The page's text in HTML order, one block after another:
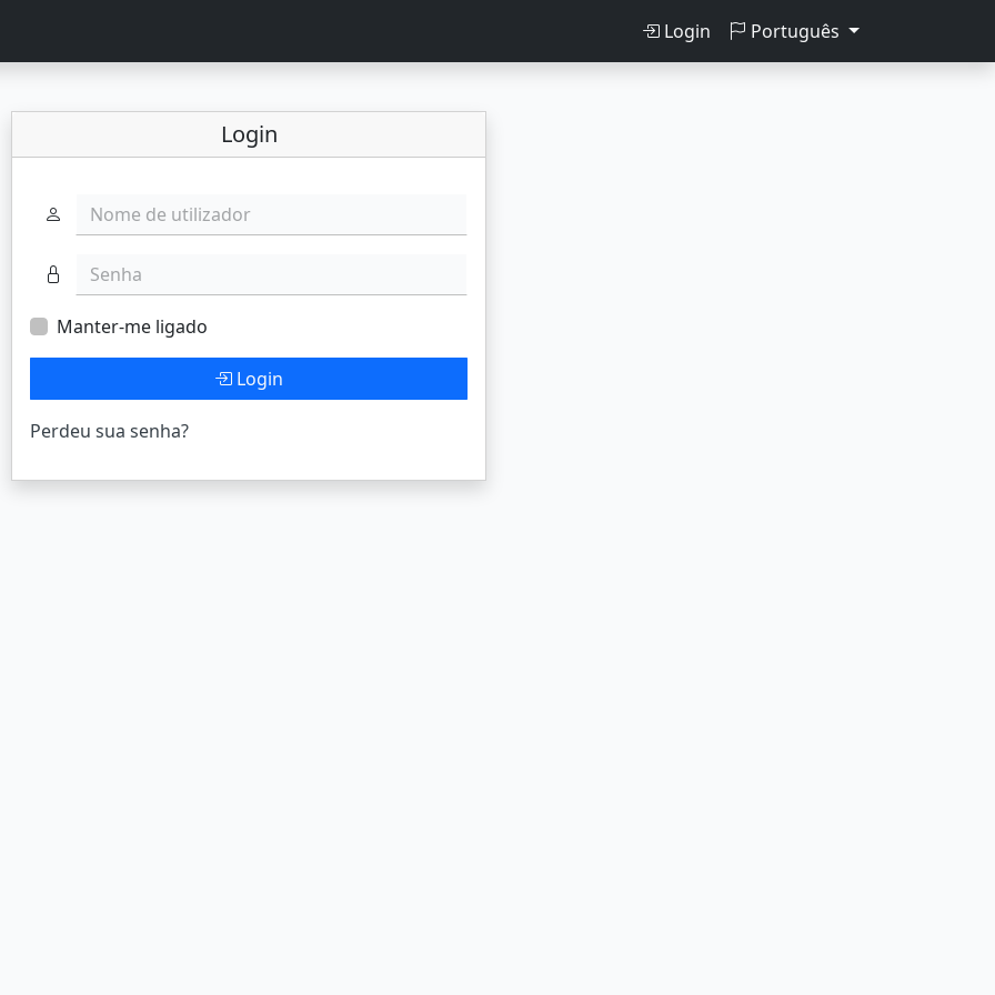
Login Português
Login
Nome de utilizador
Senha
Manter-me ligado
Login
Perdeu sua senha?